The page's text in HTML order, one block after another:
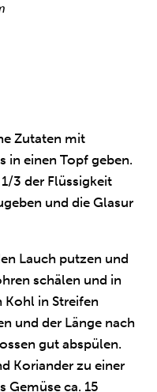
Zutaten mit
in einen Topf geben.
3 der Flüssigkeit
und die Glasur
Lauch putzen und
schälen und in
Kohl in Streifen
und der Länge nach
gut abspülen.
Koriander zu einer
Gemüse ca. 15